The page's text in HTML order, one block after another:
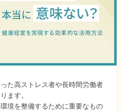
た高ストレス者や長時間労働者
ます。
境を整備するために重要なもの